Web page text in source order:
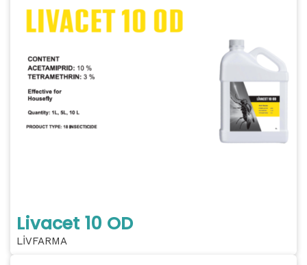
Livacet 10 OD
LİVFARMA